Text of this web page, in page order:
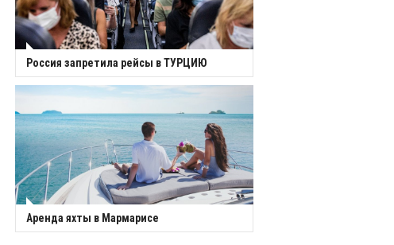
Россия запретила рейсы в ТУРЦИЮ
Аренда яхты в Мармарисе